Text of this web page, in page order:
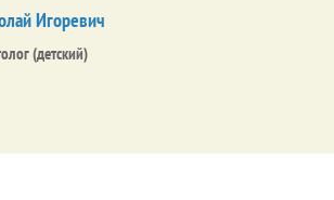
Игоревич
(детский)